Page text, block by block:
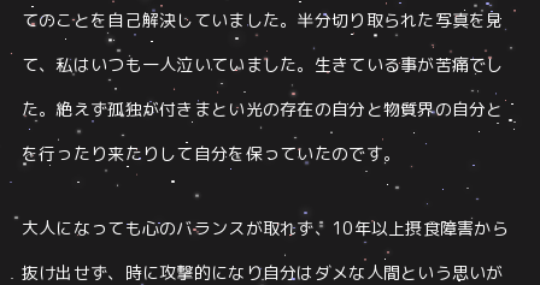
てのことを自己解決していました。 半分切り取られた写真を見
て、私はいつも一人泣いていました。 生きている事が苦痛でし
た。 絶えず孤独が付きまとい光の存在の自分と物質界の自分と
を行ったり来たりして自分を保っていたのです。
大人になっても心のバランスが取れず、10年以上摂食障害から
抜け出せず、時に攻撃的になり自分はダメな人間という思いが